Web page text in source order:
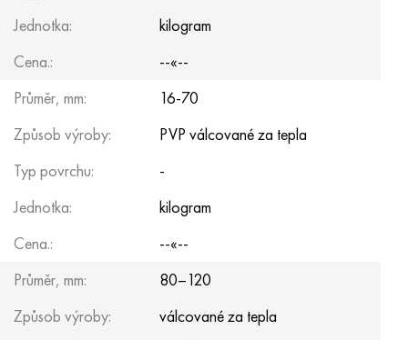
Jednotka:
kilogram
Cena.:
--«--
Průměr, mm:
16-70
Způsob výroby:
PVP válcované za tepla
Typ povrchu:
-
Jednotka:
kilogram
Cena.:
--«--
Průměr, mm:
80–120
Způsob výroby:
válcované za tepla